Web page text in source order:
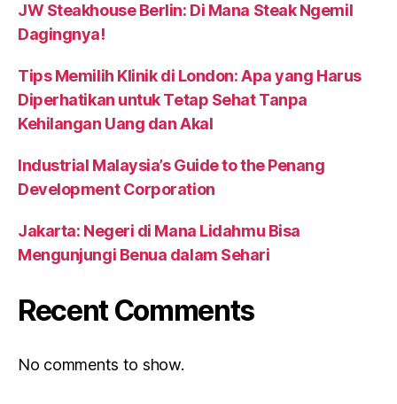
JW Steakhouse Berlin: Di Mana Steak Ngemil
Dagingnya!
Tips Memilih Klinik di London: Apa yang Harus
Diperhatikan untuk Tetap Sehat Tanpa
Kehilangan Uang dan Akal
Industrial Malaysia’s Guide to the Penang
Development Corporation
Jakarta: Negeri di Mana Lidahmu Bisa
Mengunjungi Benua dalam Sehari
Recent Comments
No comments to show.